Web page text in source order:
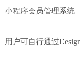
小程序会员管理系统
用户可自行通过